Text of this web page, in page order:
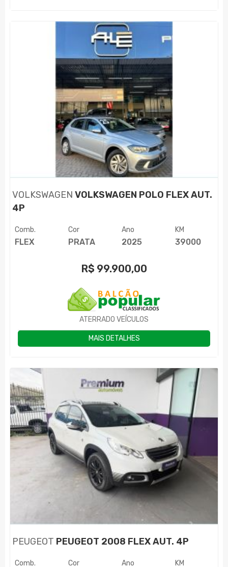
VOLKSWAGEN VOLKSWAGEN POLO FLEX AUT.
4P
Comb.
FLEX
Cor
PRATA
Ano
2025
KM
39000
R$ 99.900,00
ATERRADO VEÍCULOS
MAIS DETALHES
PEUGEOT PEUGEOT 2008 FLEX AUT. 4P
Comb. Cor Ano KM